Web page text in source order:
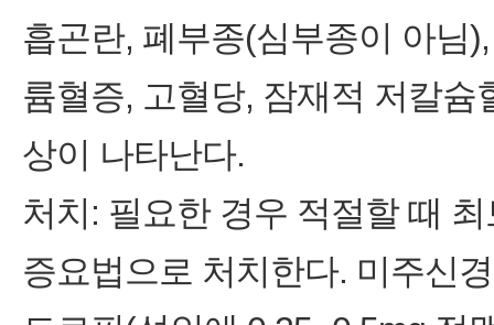
흡곤란, 폐부종(심부종이 아님
륨혈증, 고혈당, 잠재적 저칼
상이 나타난다.
처치: 필요한 경우 적절할 때
증요법으로 처치한다. 미주신